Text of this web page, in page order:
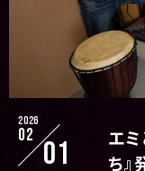
2026
02
01
エ
ち